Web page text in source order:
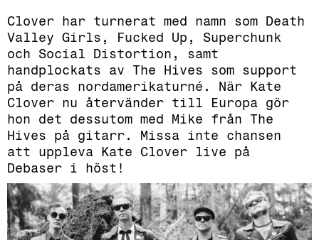
Clover har turnerat med namn som Death
Valley Girls, Fucked Up, Superchunk
och Social Distortion, samt
handplockats av The Hives som support
på deras nordamerikaturné. När Kate
Clover nu återvänder till Europa gör
hon det dessutom med Mike från The
Hives på gitarr. Missa inte chansen
att uppleva Kate Clover live på
Debaser i höst!